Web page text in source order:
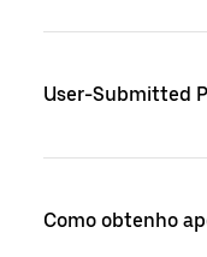
User-Submitted
Como obtenho